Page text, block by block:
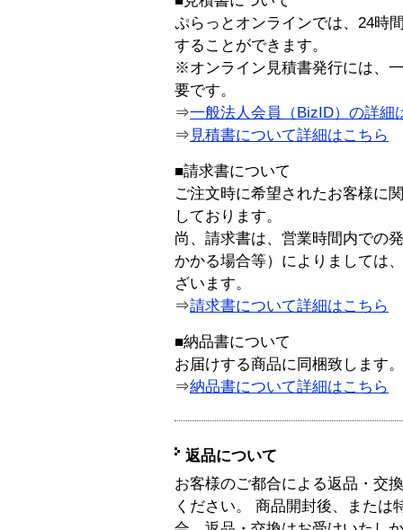
ぷらっとオンラインでは、24時
することができます。
※オンライン見積書発行には、
要です。
⇒一般法人会員（BizID）の詳細
⇒ 見積書について詳細はこちら
■請求書について
ご注文時に希望されたお客様に
しております。
尚、請求書は、営業時間内での
かかる場合等）によりましては
ざいます。
⇒請求書について詳細はこちら
■納品書について
お届けする商品に同梱致します。
⇒納品書について詳細はこちら
返品について
お客様のご都合による返品・交
ください。 商品開封後、または